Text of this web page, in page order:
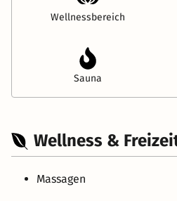
Wellnessbereich
Sauna
Wellness &
Massagen